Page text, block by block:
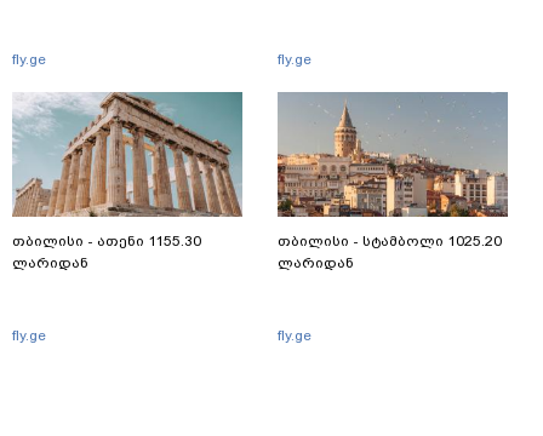
fly.ge
თბილისი - ათენი 1155.30
ლარიდან
fly.ge
fly.ge
თბილისი - სტამბოლი 1025.20
ლარიდან
fly.ge